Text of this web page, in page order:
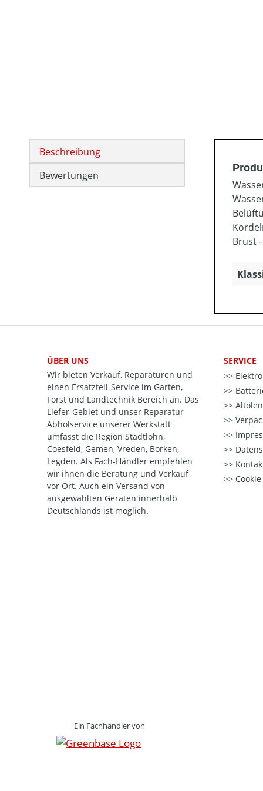
Beschreibung
Bewertungen
Brust
ÜBER UNS
Wir bieten Verkauf, Reparaturen und
einen Ersatzteil-Service im Garten,
Forst und Landtechnik Bereich an. Das
Liefer-Gebiet und unser Reparatur-
Abholservice unserer Werkstatt
umfasst die Region Stadtlohn,
Coesfeld, Gemen, Vreden, Borken,
Legden. Als Fach-Händler empfehlen
wir ihnen die Beratung und Verkauf
vor Ort. Auch ein Versand von
ausgewählten Geräten innerhalb
Deutschlands ist möglich.
SERVICE
Ein Fachhändler von